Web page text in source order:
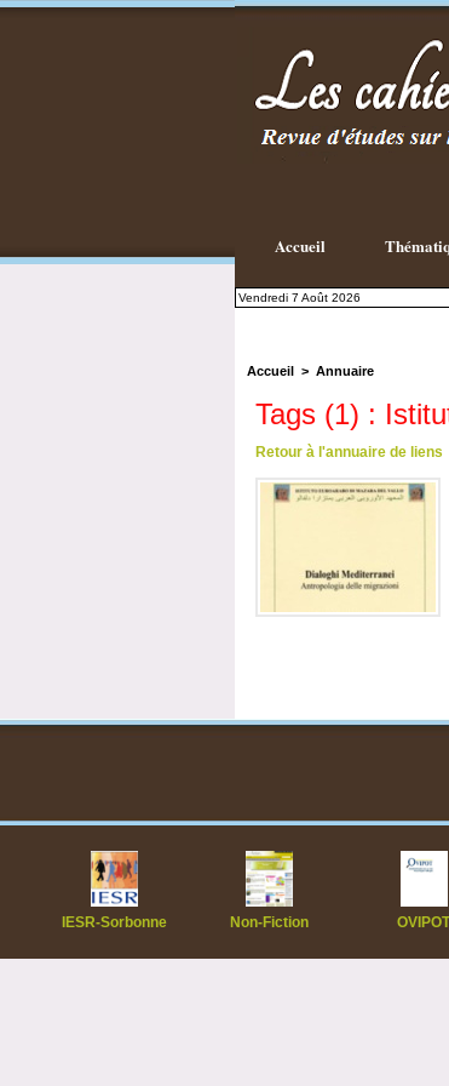
Accueil
Vendredi 7 Août 2026
Accueil > Annuaire
Tags (1) :
Retour à l'annuaire de liens
IESR-Sorbonne Non-Fiction